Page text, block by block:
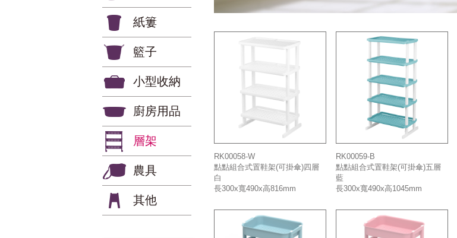
紙簍
籃子
小型收納
廚房用品
層架
農具
其他
RK00058-W
點點組合式置鞋架(可掛傘)四層
白
長300x寬490x高816mm
RK00059-B
點點組合式置鞋架(可掛傘)五層
藍
長300x寬490x高1045mm